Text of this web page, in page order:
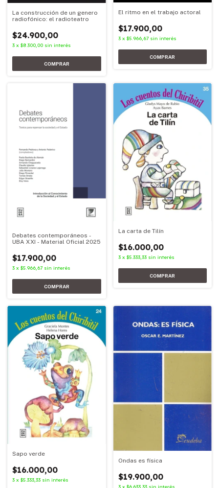
La construcción de un genero
radiofónico: el radioteatro
$24.900,00
3 x $8.300,00 sin interés
El ritmo en el trabajo actoral
$17.900,00
3 x $5.966,67 sin interés
Debates contemporáneos -
UBA XXI - Material Oficial 2025
$17.900,00
3 x $5.966,67 sin interés
La carta de Tilín
$16.000,00
3 x $5.333,33 sin interés
Sapo verde
$16.000,00
3 x $5.333,33 sin interés
Ondas es física
$19.900,00